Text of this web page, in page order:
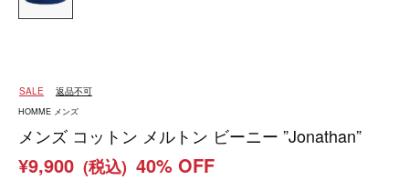
SALE 返品不可
HOMME メンズ
メンズ コットン メルトン ビーニー ”Jonathan”
¥9,900 (税込) 40% OFF